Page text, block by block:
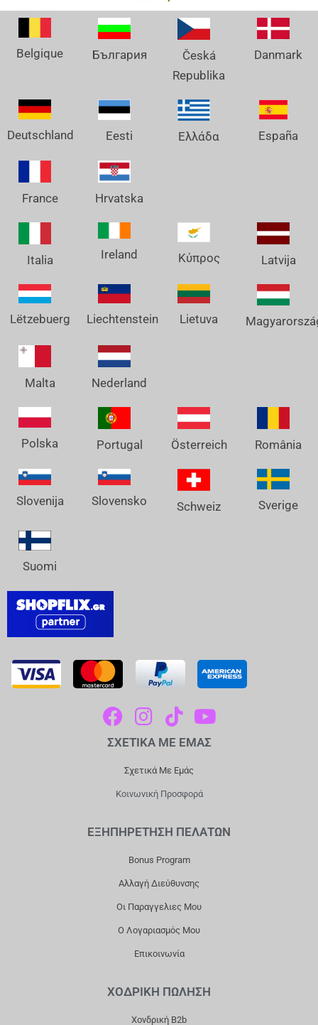
Belgique България
Česká
Republika
Danmark
Deutschland Eesti Ελλάδα España
France Hrvatska
Italia Ireland Κύπρος Latvija
Lëtzebuerg Liechtenstein Lietuva
Malta Nederland
Polska Portugal Österreich România
Slovenija Slovensko Schweiz Sverige
Suomi
F
A
C
B
O
I
N
S
T
A
R
M
T
I
K
T
O
Y
O
U
E
ΣΧΕΤΙΚΑ ΜΕ ΕΜΑΣ
Σχετικά Με Εμάς
Κοινωνική Προσφορά
ΕΞΗΠΗΡΕΤΗΣΗ ΠΕΛΑΤΩΝ
Bonus Program
Αλλαγή Διεύθυνσης
Οι Παραγγελιες Μου
Ο Λογαριασμός Μου
Επικοινωνία
ΧΟΔΡΙΚΗ ΠΩΛΗΣΗ
Χονδρική B2b